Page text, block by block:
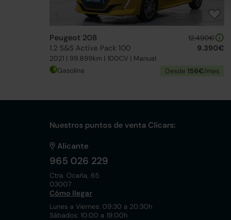
Peugeot 208
1.2 S&S Active Pack 100
2021 | 99.899km | 100CV | Manual
12.490€
9.390€
Gasolina Desde 156€/mes
Nuestros puntos de venta Clicars:
Alicante
965 026 229
Ctra. Ocaña, 65
03007
Cómo llegar
Lunes a Viernes: 09:30 a 20:30h
Sábados: 10:00 a 19:00h